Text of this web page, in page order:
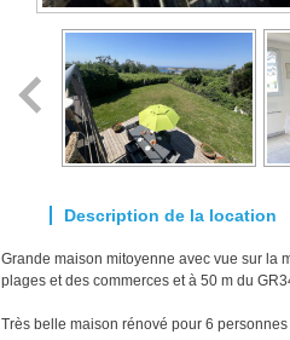
Grande maison mitoyenne avec vue sur la
plages et des commerces et à 50 m du
Très belle maison rénové pour 6